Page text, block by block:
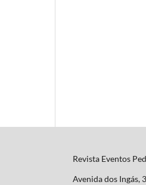
Revista Eventos
Avenida dos Ingás,